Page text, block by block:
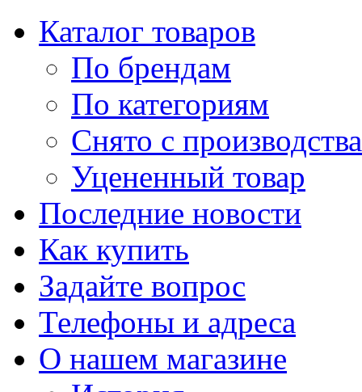
Каталог товаров
По брендам
По категориям
Снято с производства
Уцененный товар
Последние новости
Как купить
Задайте вопрос
Телефоны и адреса
О нашем магазине